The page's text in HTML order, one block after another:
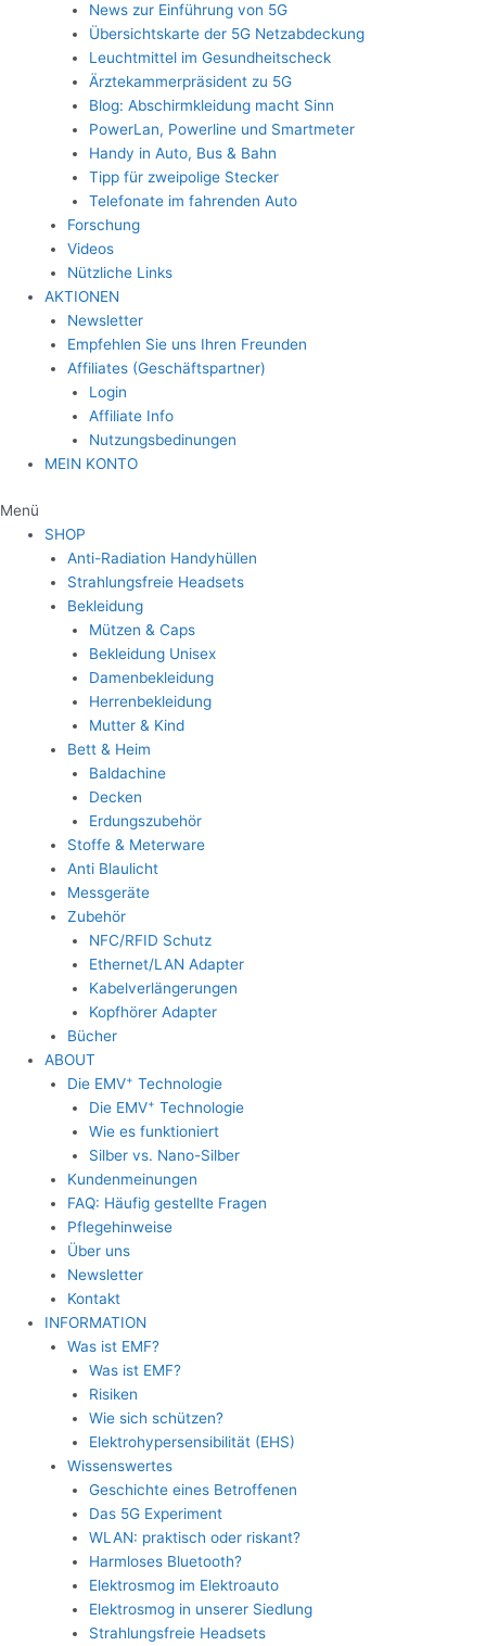
News zur Einführung von 5G
Übersichtskarte der 5G Netzabdeckung
Leuchtmittel im Gesundheitscheck
Ärztekammerpräsident zu 5G
Blog: Abschirmkleidung macht Sinn
PowerLan, Powerline und Smartmeter
Handy in Auto, Bus & Bahn
Tipp für zweipolige Stecker
Telefonate im fahrenden Auto
Forschung
Videos
Nützliche Links
AKTIONEN
Newsletter
Empfehlen Sie uns Ihren Freunden
Affiliates (Geschäftspartner)
Login
Affiliate Info
Nutzungsbedinungen
MEIN KONTO
Menü
SHOP
Anti-Radiation Handyhüllen
Strahlungsfreie Headsets
Bekleidung
Mützen & Caps
Bekleidung Unisex
Damenbekleidung
Herrenbekleidung
Mutter & Kind
Bett & Heim
Baldachine
Decken
Erdungszubehör
Stoffe & Meterware
Anti Blaulicht
Messgeräte
Zubehör
NFC/RFID Schutz
Ethernet/LAN Adapter
Kabelverlängerungen
Kopfhörer Adapter
Bücher
ABOUT
Die EMV+ Technologie
Die EMV+ Technologie
Wie es funktioniert
Silber vs. Nano-Silber
Kundenmeinungen
FAQ: Häufig gestellte Fragen
Pflegehinweise
Über uns
Newsletter
Kontakt
INFORMATION
Was ist EMF?
Was ist EMF?
Risiken
Wie sich schützen?
Elektrohypersensibilität (EHS)
Wissenswertes
Geschichte eines Betroffenen
Das 5G Experiment
WLAN: praktisch oder riskant?
Harmloses Bluetooth?
Elektrosmog im Elektroauto
Elektrosmog in unserer Siedlung
Strahlungsfreie Headsets